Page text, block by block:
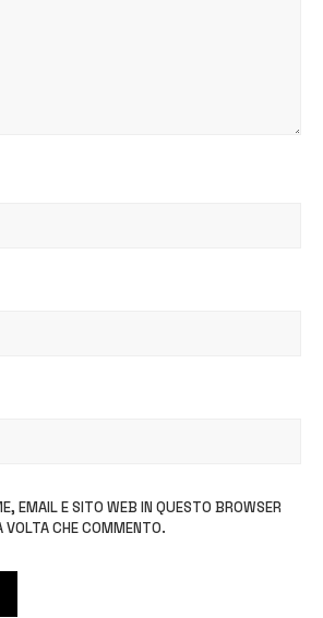
EMAIL E SITO WEB IN QUESTO BROWSER
VOLTA CHE COMMENTO.